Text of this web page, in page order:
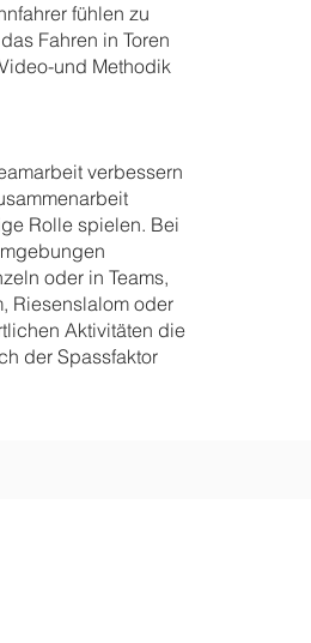
fühlen zu
Fahren in Toren
und Methodik
verbessern
Rolle spielen. Bei
oder in Teams,
Riesenslalom oder
Aktivitäten die
der Spassfaktor